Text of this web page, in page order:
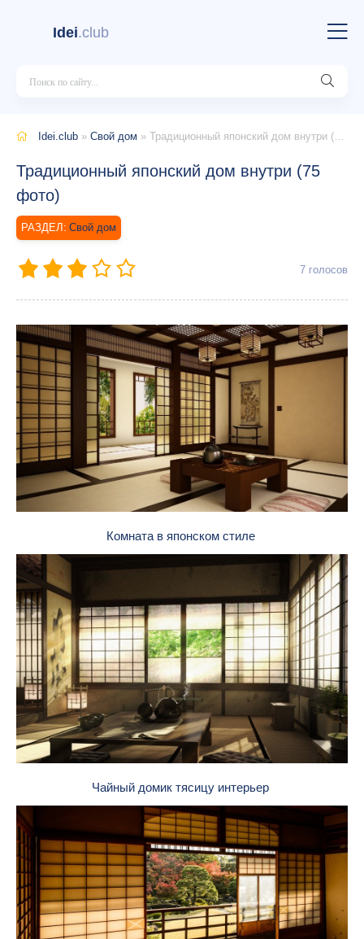
Idei.club
Idei.club » Свой дом » Традиционный японский дом внутри (75 фото)
Традиционный японский дом внутри (75
фото)
Свой дом
7 голосов
Комната в японском стиле
Чайный домик тясицу интерьер